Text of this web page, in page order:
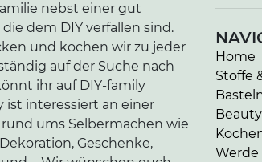
nebst einer gut
dem DIY verfallen sind.
und kochen wir zu jeder
auf der Suche nach
ihr auf DIY-family
ist interessiert an einer
ums Selbermachen wie
Geschenke,
Home
Stoffe
Werde